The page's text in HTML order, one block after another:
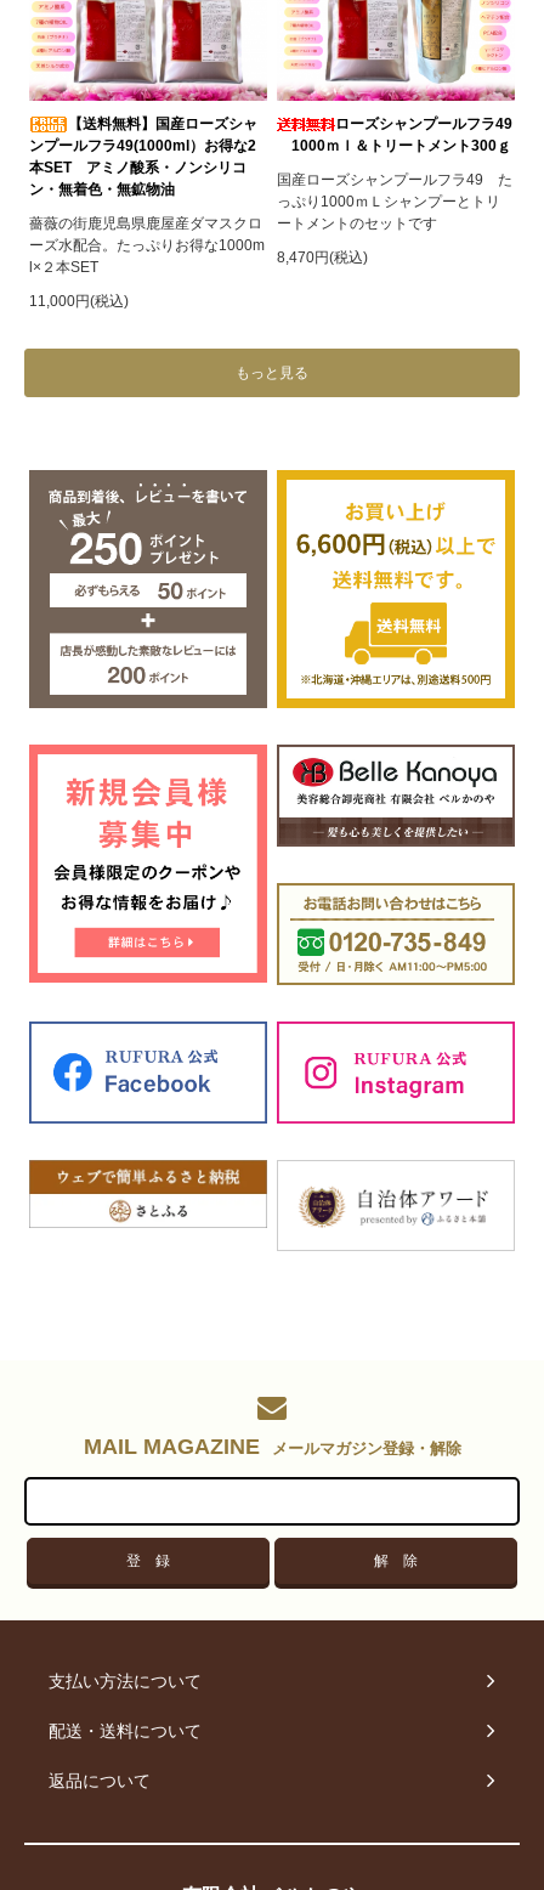
【送料無料】国産ローズシャ
ンプールフラ49(1000ml）お得な2
本SET アミノ酸系・ノンシリコ
ン・無着色・無鉱物油
薔薇の街鹿児島県鹿屋産ダマスクロ
ーズ水配合。たっぷりお得な1000m
l×２本SET
11,000円(税込)
ローズシャンプールフラ49
1000ｍｌ＆トリートメント300ｇ
国産ローズシャンプールフラ49 た
っぷり1000ｍＬシャンプーとトリ
ートメントのセットです
8,470円(税込)
もっと見る
MAIL MAGAZINE メールマガジン登録・解除
支払い方法について
配送・送料について
返品について